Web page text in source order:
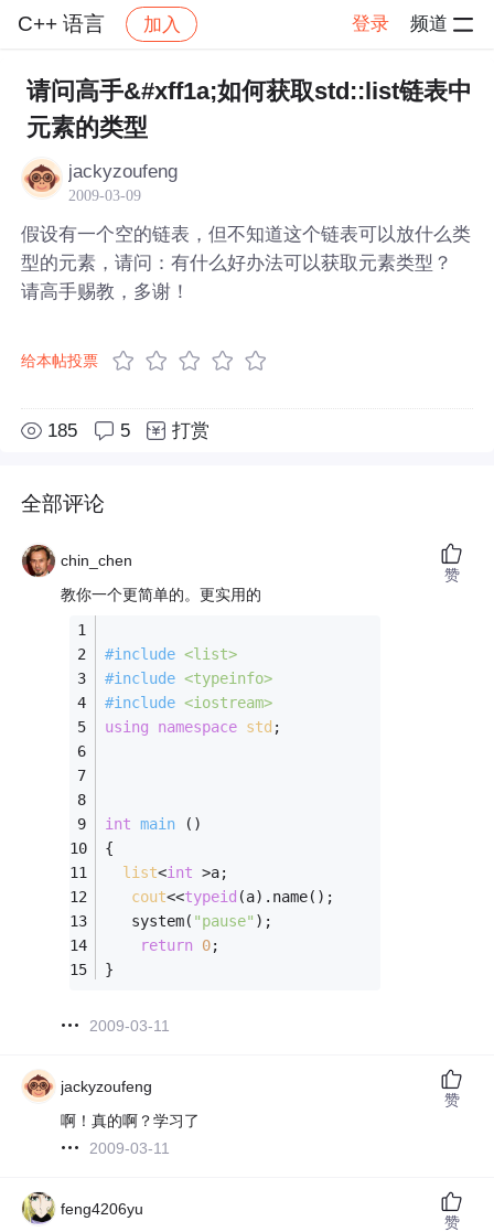
C++ 语言 加入 登录 频道
社区 C++ 语言 帖子详情
请问高手&#xff1a;如何获取std::list链表中
元素的类型
jackyzoufeng
2009-03-09
假设有一个空的链表，但不知道这个链表可以放什么类
型的元素，请问：有什么好办法可以获取元素类型？
请高手赐教，多谢！
给本帖投票
185 5 打赏
全部评论
chin_chen
教你一个更简单的。更实用的
#include <list>
#include <typeinfo>
#include <iostream>
using
namespace std ;
int main
()
{
list<int >a;
cout<<typeid (a).name();
   system(
"pause" );
return 0;
}
2009-03-11
赞
jackyzoufeng
啊！真的啊？学习了
2009-03-11
赞
feng4206yu
赞